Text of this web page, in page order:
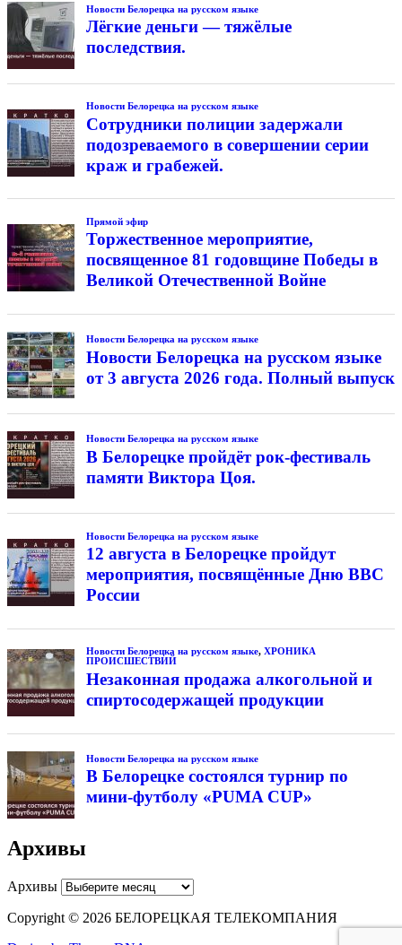
Новости Белорецка на русском языке
Лёгкие деньги — тяжёлые
последствия.
Новости Белорецка на русском языке
Сотрудники полиции задержали
подозреваемого в совершении серии
краж и грабежей.
Прямой эфир
Торжественное мероприятие,
посвященное 81 годовщине Победы в
Великой Отечественной Войне
Новости Белорецка на русском языке
Новости Белорецка на русском языке
от 3 августа 2026 года. Полный выпуск
Новости Белорецка на русском языке
В Белорецке пройдёт рок-фестиваль
памяти Виктора Цоя.
Новости Белорецка на русском языке
12 августа в Белорецке пройдут
мероприятия, посвящённые Дню ВВС
России
Новости Белорецка на русском языке, ХРОНИКА
ПРОИСШЕСТВИЙ
Незаконная продажа алкогольной и
спиртосодержащей продукции
Новости Белорецка на русском языке
В Белорецке состоялся турнир по
мини-футболу «PUMA CUP»
Архивы
Архивы
Copyright © 2026 БЕЛОРЕЦКАЯ ТЕЛЕКОМПАНИЯ